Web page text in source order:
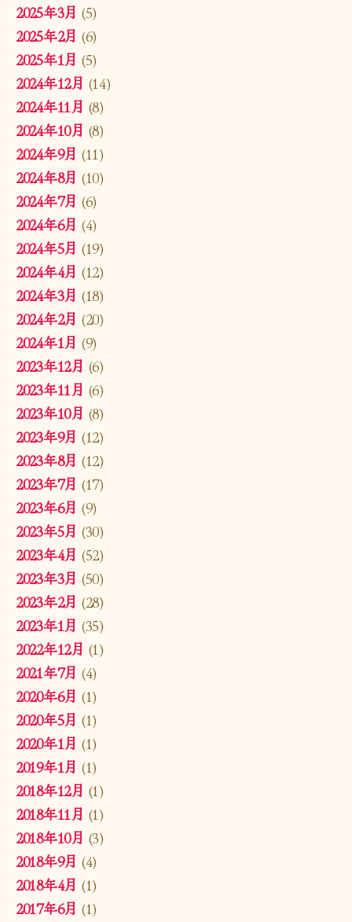
2025年3月 (5)
2025年2月 (6)
2025年1月 (5)
2024年12月 (14)
2024年11月 (8)
2024年10月 (8)
2024年9月 (11)
2024年8月 (10)
2024年7月 (6)
2024年6月 (4)
2024年5月 (19)
2024年4月 (12)
2024年3月 (18)
2024年2月 (20)
2024年1月 (9)
2023年12月 (6)
2023年11月 (6)
2023年10月 (8)
2023年9月 (12)
2023年8月 (12)
2023年7月 (17)
2023年6月 (9)
2023年5月 (30)
2023年4月 (52)
2023年3月 (50)
2023年2月 (28)
2023年1月 (35)
2022年12月 (1)
2021年7月 (4)
2020年6月 (1)
2020年5月 (1)
2020年1月 (1)
2019年1月 (1)
2018年12月 (1)
2018年11月 (1)
2018年10月 (3)
2018年9月 (4)
2018年4月 (1)
2017年6月 (1)